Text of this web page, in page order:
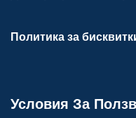
Политика за
Условия За